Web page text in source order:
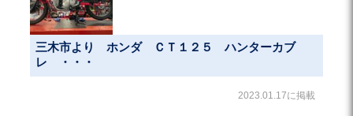
三木市より ホンダ ＣＴ１２５ ハンターカブ
レ ・・・
2023.01.17に掲載